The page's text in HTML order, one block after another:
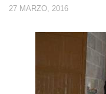
27 MARZO, 2016